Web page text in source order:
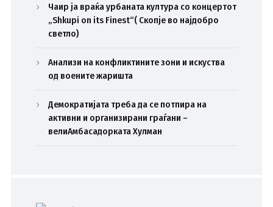
Чаир ја враќа урбаната култура со концертот
„Shkupi on its Finest“( Скопје во најдобро
светло)
Анализи на конфликтините зони и искуства
од воените жаришта
Демократијата треба да се потпира на
активни и организирани граѓани –
велиАмбасадорката Хулман